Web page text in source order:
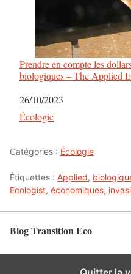
Prendre en compte les
biologiques – The Applied
Date
26/10/2023
Par rapport à
Écologie
Catégories : Écologie
Étiquettes : Applied,
Ecologist, économiques,
Blog Transition Eco